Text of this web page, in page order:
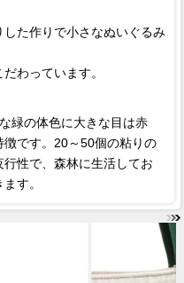
た作りで小さなぬいぐるみ
わっています。
緑の体色に大きな目は赤
徴です。20～50個の粘りの
性で、森林に生活してお
す。